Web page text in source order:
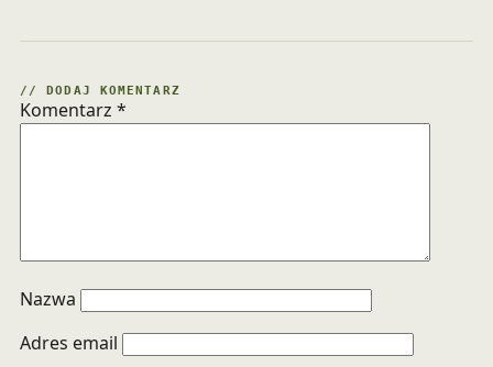
// DODAJ KOMENTARZ
Komentarz *
Nazwa
Adres email